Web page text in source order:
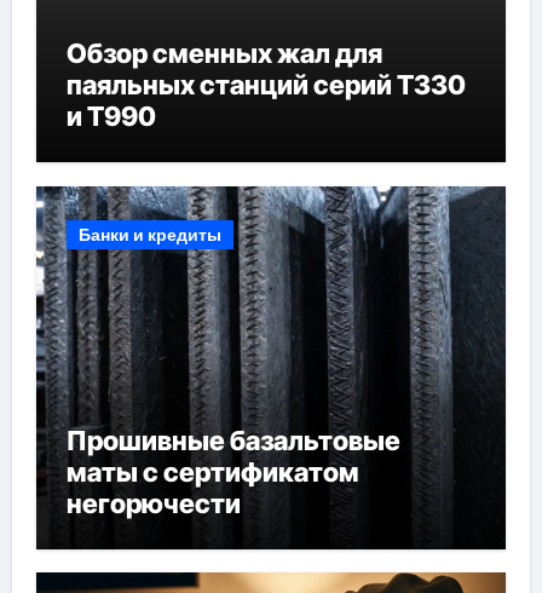
Обзор сменных жал для
паяльных станций серий T330
и T990
Банки и кредиты
Прошивные базальтовые
маты с сертификатом
негорючести